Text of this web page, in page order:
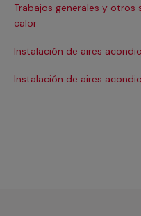
Trabajos generales y otros
calor
Instalación de aires
Instalación de aires